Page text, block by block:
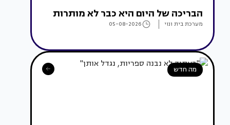
הבריכה של היום היא כבר לא מותרות
מערכת בית ונוי 05-08-2026
מה חדש